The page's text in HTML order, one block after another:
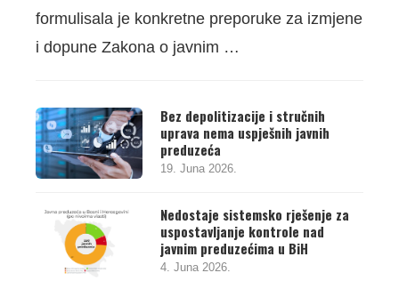
formulisala je konkretne preporuke za izmjene
i dopune Zakona o javnim …
Bez depolitizacije i stručnih
uprava nema uspješnih javnih
preduzeća
19. Juna 2026.
Nedostaje sistemsko rješenje za
uspostavljanje kontrole nad
javnim preduzećima u BiH
4. Juna 2026.